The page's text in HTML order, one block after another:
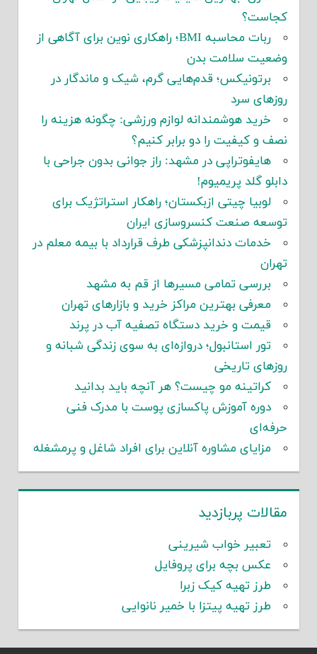
کجاست؟
ربات محاسبه BMI؛ راهکاری نوین برای آگاهی از
وضعیت سلامت بدن
برتونیکس؛ قدم‌هایی گرم، شیک و ماندگار در
روزهای سرد
خرید هوشمندانه لوازم ورزشی: چگونه هزینه را
نصف و کیفیت را دو برابر کنیم؟
هایفوتراپی در مشهد: راز جوانی بدون جراحی با
دابلو گلد پریمیوم!
لوبیا چیتی ازبکستان؛ راهکار استراتژیک برای
توسعه صنعت کنسروسازی ایران
خدمات دندانپزشکی طرف قرارداد با بیمه معلم در
تهران
بررسی تمامی مسیرها از قم به مشهد
معرفی بهترین مراکز خرید و بازارهای تهران
قیمت و خرید دستگاه تصفیه آب در پرند
تور استانبول؛ دروازه‌ای به سوی زندگی شبانه و
روزهای تاریخی
کراتینه مو چیست؟ هر آنچه باید بدانید
دوره آموزش پاکسازی پوست با مدرک فنی
حرفه‌ای
مزایای مشاوره آنلاین برای افراد شاغل و پرمشغله
مقالات پربازدید
تعبیر خواب شیرینی
عکس بچه برای پروفایل
طرز تهیه کیک زبرا
طرز تهیه پیتزا با خمیر نانوایی